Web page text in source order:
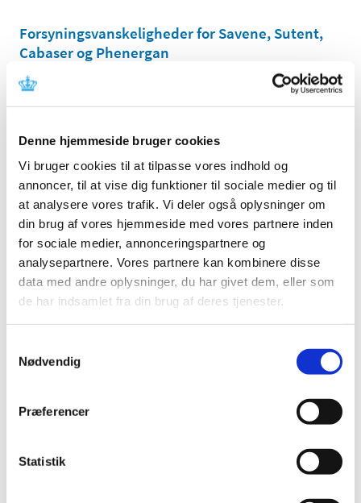
Denne hjemmeside bruger cookies
Vi bruger cookies til at tilpasse vores indhold og
annoncer, til at vise dig funktioner til sociale medier og til
at analysere vores trafik. Vi deler også oplysninger om
din brug af vores hjemmeside med vores partnere inden
for sociale medier, annonceringspartnere og
analysepartnere. Vores partnere kan kombinere disse
data med andre oplysninger, du har givet dem, eller som
de har indsamlet fra din brug af deres tjenester.
Nødvendig
Præferencer
Statistik
Forsyningsvanskeligheder for Savene, Sutent,
Cabaser og Phenergan
2. februar 2022
Der er aktuelle problemer med forsyningen af Savene 20
mg/ml pulver og solvens til koncentrat til…
Dispersa og Janumet
2. februar 2022
Der er i øjeblikket problemer med forsyningen af
OxyNorm Dispersa 5 mg, 10 mg og 20 mg
Forrige 1 2
TID
2025 (158)
2023 (195)